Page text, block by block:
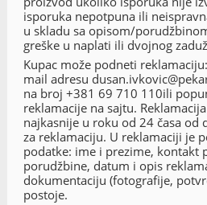
isporuka nepotpuna ili
u skladu sa opisom/
greške u naplati ili dvojnog
Kupac može podneti
mail adresu
na broj +381 69 710 110ili
reklamacije na sajtu.
najkasnije u roku od 24 časa od
za reklamaciju. U reklamaciji je
podatke: ime i prezime, kontakt
porudžbine, datum i opis
dokumentaciju (fotografije,
postoje.